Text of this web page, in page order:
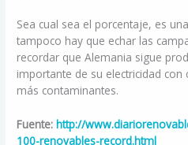
Sea cual sea el porcentaje, es
tampoco hay que echar las
recordar que Alemania sigue
importante de su electricidad
más contaminantes.
Fuente: http://
100-renovables-record.html